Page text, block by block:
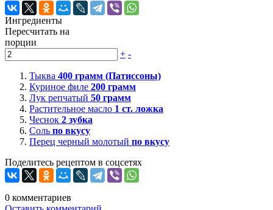
Ингредиенты
Пересчитать на
порции
+ -
Тыква 400 грамм (Патиссоны)
Куриное филе 200 грамм
Лук репчатый 50 грамм
Растительное масло 1 ст. ложка
Чеснок 2 зубка
Соль по вкусу
Перец черный молотый по вкусу
Поделитесь рецептом в соцсетях
0 комментариев